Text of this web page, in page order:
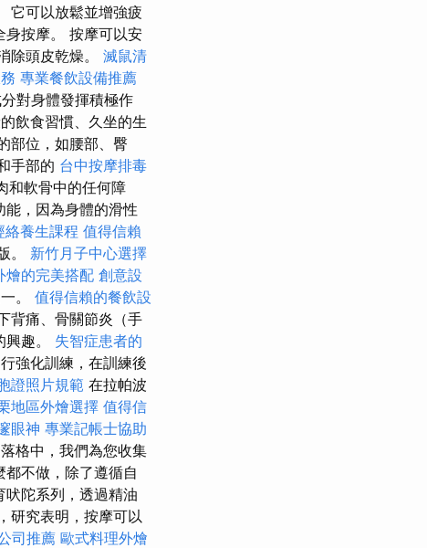
它可以放鬆並增強疲
身按摩。 按摩可以安
除頭皮乾燥。 滅鼠清
專業餐飲設備推薦
對身體發揮積極作
飲食習慣、久坐的生
部位，如腰部、臀
手部的 台中按摩排毒
和軟骨中的任何障
，因為身體的滑性
絡養生課程 值得信賴
。 新竹月子中心選擇
燴的完美搭配 創意設
。 值得信賴的餐飲設
背痛、骨關節炎（手
趣。 失智症患者的
強化訓練，在訓練後
證照片規範 在拉帕波
地區外燴選擇 值得信
眼神 專業記帳士協助
格中，我們為您收集
不做，除了遵循自
陀系列，透過精油
研究表明，按摩可以
司推薦 歐式料理外燴